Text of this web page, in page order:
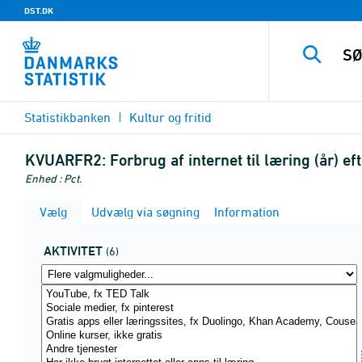
DST.DK
Statistikbanken Kultur og fritid
KVUARFR2: Forbrug af internet til læring (år)
Enhed : Pct.
Vælg Udvælg via søgning Information
AKTIVITET (6)